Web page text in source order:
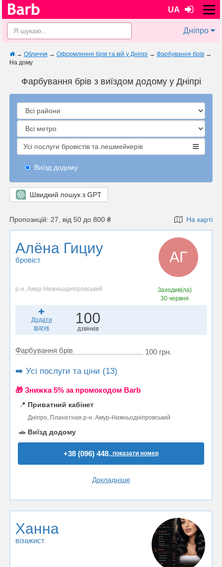
UA
Дніпро
→ Обличчя → Оформлення брів та вій у Дніпрі → Фарбування брів →
На дому
Фарбування брів з виїздом додому у Дніпрі
Усі послуги бровістів та лешмейкерів
Виїзд додому
Швидкий пошук з GPT
Пропозицій: 27, від 50 до 800 ₴ На карті
Алёна Гициу
бровіст АГ
р-н. Амур-Нижньодніпровський
Заходив(ла)
30 червня
Додати
відгук
100
дзвінків
Фарбування брів 100 грн.
➡️ Усі послуги та ціни (13)
🎁 Знижка 5% за промокодом Barb
📍 Приватний кабінет
Дніпро, Планетная р-н. Амур-Нижньодніпровський
🚗 Виїзд додому
+38 (096) 448..показати номер
Докладніше
Ханна
візажист